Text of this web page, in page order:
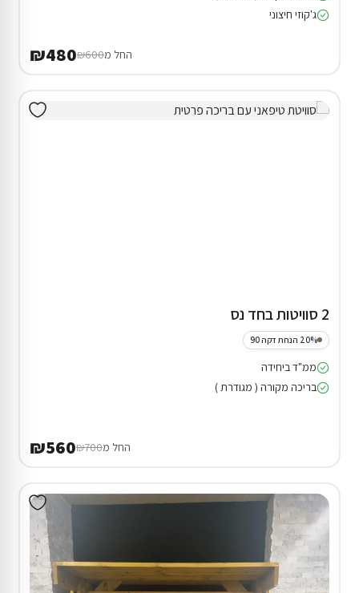
ג'קוזי חיצוני
החל מ₪600
₪480
2 סוויטות בחד נס
20% הנחת דקה 90
ממ"ד ביחידה
בריכה מקורה ( מגודרת )
החל מ₪700
₪560